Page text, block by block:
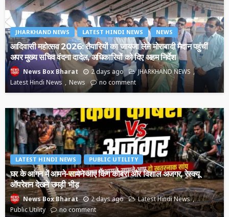
JHARKHAND NEWS LATEST HINDI NEWS NEWS
आदिवासी महोत्सव 2026: तैयारियों का जायजा लेने मोराबादी मैदान पहुंचीं
अपर मुख्य सचिव वंदना दादेल, अधिकारियों को दिए अहम निर्देश
News Box Bharat 2 days ago
JHARKHAND NEWS
Latest Hindi News
News no comment
LATEST HINDI NEWS PUBLIC UTILITY
घर के आंगन में आमने-सामने आए किंग कोबरा और विशाल अजगर, रेस्क्यू
ऑपरेशन देखने उमड़ी भीड़
News Box Bharat 2 days ago
Latest Hindi News
Public Utility
no comment